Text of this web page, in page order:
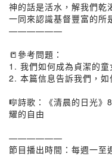
神的話是活水，解我們乾
一同來認識基督豐富的所
——————
📒參考問題：
1. 我們如何成為貞潔的
2. 本篇信息告訴我們，
🎼詩歌：《清晨的日光
耀的自由
——————
節目播出時間：每週一至